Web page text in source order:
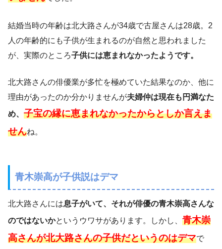
結婚当時の年齢は北大路さんが34歳で古屋さんは28歳。2
人の年齢的にも子供が生まれるのが自然と思われました
が、実際のところ子供には恵まれなかったようです。
北大路さんの俳優業が多忙を極めていた結果なのか、他に
理由があったのか分かりませんが夫婦仲は現在も円満なた
め、 子宝の縁に恵まれなかったからとしか言えま
せんね。
青木崇高が子供説はデマ
北大路さんには息子がいて、それが俳優の青木崇高さんな
のではないかというウワサがあります。しかし、 青木崇
高さんが北大路さんの子供だというのはデマで